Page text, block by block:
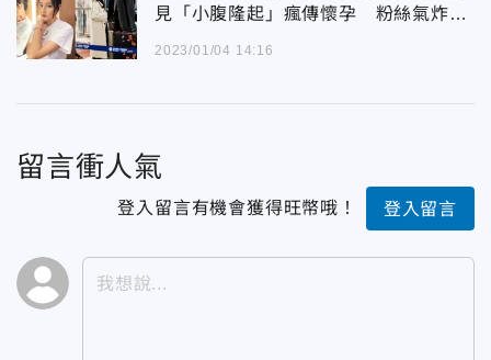
見「小腹隆起」瘋傳懷孕 粉絲氣炸吐
2023/01/04 14:16
留言衝人氣
登入留言有機會獲得旺幣哦！ 登入留言